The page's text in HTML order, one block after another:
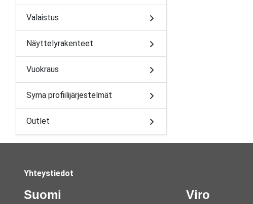
Valaistus
Näyttelyrakenteet
Vuokraus
Syma profiilijärjestelmät
Outlet
Yhteystiedot
Suomi Viro